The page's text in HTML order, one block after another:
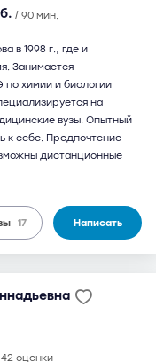
/ 90 мин.
в 1998 г., где и
Занимается
по химии и биологии
на
вузы. Опытный
к себе. Предпочтение
дистанционные
17 Написать
42 оценки